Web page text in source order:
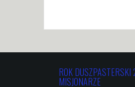
ROK
MISJONARZE